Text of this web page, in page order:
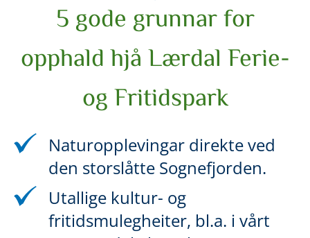
5 gode grunnar for
opphald hjå Lærdal Ferie-
og Fritidspark
Naturopplevingar direkte ved
den storslåtte Sognefjorden.
Utallige kultur- og
fritidsmulegheiter, bl.a. i vårt